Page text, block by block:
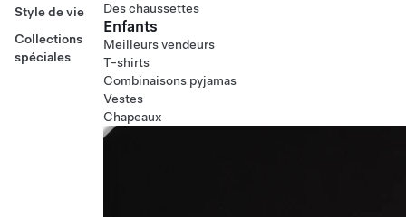
Style de vie
Collections
spéciales
Des chaussettes
Enfants
Meilleurs vendeurs
T-shirts
Combinaisons pyjamas
Vestes
Chapeaux